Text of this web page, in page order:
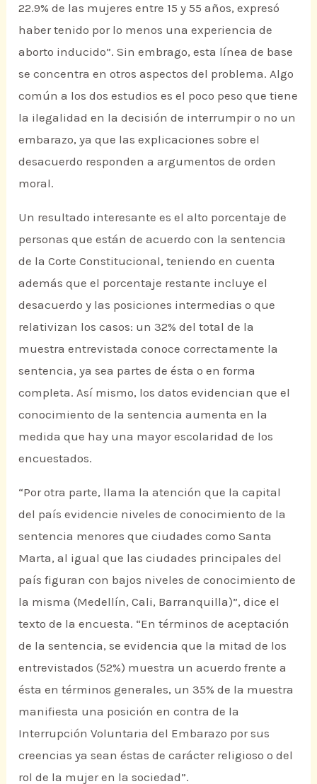
22.9% de las mujeres entre 15 y 55 años, expresó
haber tenido por lo menos una experiencia de
aborto inducido”. Sin embrago, esta línea de base
se concentra en otros aspectos del problema. Algo
común a los dos estudios es el poco peso que tiene
la ilegalidad en la decisión de interrumpir o no un
embarazo, ya que las explicaciones sobre el
desacuerdo responden a argumentos de orden
moral.
Un resultado interesante es el alto porcentaje de
personas que están de acuerdo con la sentencia
de la Corte Constitucional, teniendo en cuenta
además que el porcentaje restante incluye el
desacuerdo y las posiciones intermedias o que
relativizan los casos: un 32% del total de la
muestra entrevistada conoce correctamente la
sentencia, ya sea partes de ésta o en forma
completa. Así mismo, los datos evidencian que el
conocimiento de la sentencia aumenta en la
medida que hay una mayor escolaridad de los
encuestados.
“Por otra parte, llama la atención que la capital
del país evidencie niveles de conocimiento de la
sentencia menores que ciudades como Santa
Marta, al igual que las ciudades principales del
país figuran con bajos niveles de conocimiento de
la misma (Medellín, Cali, Barranquilla)”, dice el
texto de la encuesta. “En términos de aceptación
de la sentencia, se evidencia que la mitad de los
entrevistados (52%) muestra un acuerdo frente a
ésta en términos generales, un 35% de la muestra
manifiesta una posición en contra de la
Interrupción Voluntaria del Embarazo por sus
creencias ya sean éstas de carácter religioso o del
rol de la mujer en la sociedad”.